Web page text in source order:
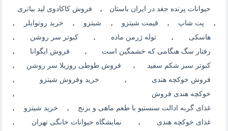
حیوانات پرنده جغد در ایران باستان ، فروش کاکادوی لید بیاتری
، پت شاپ ، قیمت شیتزو ، شیتزو ، خرید روتوایلر ،
هاسکی ، توله ژرمن ماده ، کبوتر سر روشن ،
رفتار سگ هنگامی که خشمگین است ، فروش ایگوانا ،
کبوتر سبز شکم سفید ، فروش طوطی روزیلا سر روشن ،
فروش خوکچه هندی ، خرید وفروش شیتزو ،
خوکچه هندی فروش ،
غذای گربه ادالت سنستیو با طعم ماهی و برنج ، خرید شیتزو ،
غذای خوکچه هندی ، نمایشگاه حیوانات خانگی تهران ،